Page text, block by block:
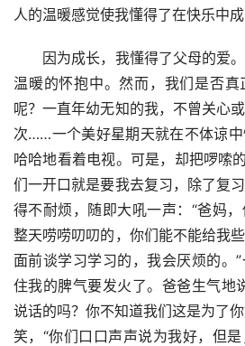
人的温暖感觉使我懂得了在快乐中成
因为成长，我懂得了父母的爱。
温暖的怀抱中。然而，我们是否
呢？一直年幼无知的我，不曾关心
次……一个美好星期天就在不体谅
哈哈地看着电视。可是，却把啰嗦
们一开口就是要我去复习，除了复
得不耐烦，随即大吼一声：“爸妈，
整天唠唠叨叨的，你们能不能给我
面前谈学习学习的，我会厌烦的。
住我的脾气要发火了。爸爸生气地
说话的吗？你不知道我们这是为了
笑，“你们口口声声说为我好，但